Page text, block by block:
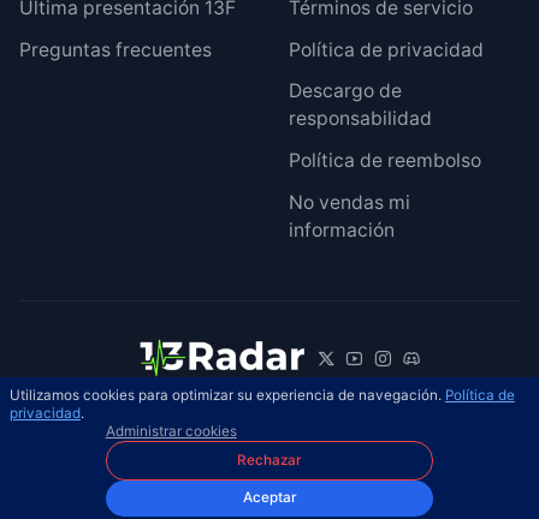
Última presentación 13F
Preguntas frecuentes
Términos de servicio
Política de privacidad
Descargo de
responsabilidad
Política de reembolso
No vendas mi
información
© 2026 13Radar. Reservados todos los
derechos.
Utilizamos cookies para optimizar su experiencia de navegación. Política de
privacidad.
Administrar cookies
Rechazar
Aceptar